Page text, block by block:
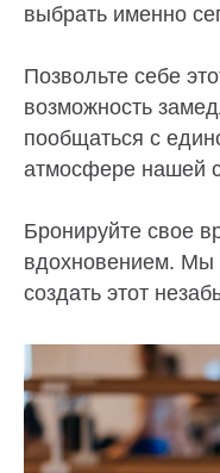
выбрать именно
Позвольте себе
возможность
пообщаться с
атмосфере нашей
Бронируйте свое
вдохновением. Мы
создать этот